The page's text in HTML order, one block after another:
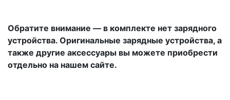
Обратите внимание — в комплекте нет зарядного
устройства. Оригинальные зарядные устройства, а
также другие аксессуары вы можете приобрести
отдельно на нашем сайте.